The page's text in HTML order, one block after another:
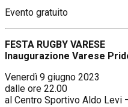
Evento gratuito
FESTA RUGBY VARESE
Inaugurazione Varese
Venerdì 9 giugno 2023
dalle ore 22.00
al Centro Sportivo Aldo Levi